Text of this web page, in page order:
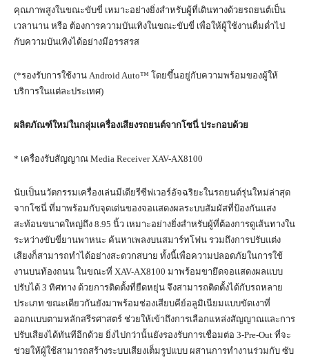
คุณภาพสูงในขณะขับขี่ เหมาะอย่างยิ่งสำหรับผู้ที่เดินทางด้วยรถยนต์เป็น
เวลานาน หรือ ต้องการความบันเทิงในขณะขับขี่ เพื่อให้ผู้ใช้งานดื่มด่ำไป
กับความบันเทิงได้อย่างมีอรรสรส
(*รองรับการใช้งาน Android Auto™ โดยขึ้นอยู่กับความพร้อมของผู้ให้
บริการในแต่ละประเทศ)
ผลิตภัณฑ์ใหม่ในกลุ่มเครื่องเสียงรถยนต์จากโซนี่ ประกอบด้วย
* เครื่องรับสัญญาณ Media Receiver XAV-AX8100
นับเป็นนวัตกรรมเครื่องเล่นมีเดียรีซีฟเวอร์อัจฉริยะในรถยนต์รุ่นใหม่ล่าสุด
จากโซนี่ ที่มาพร้อมกับจุดเด่นของจอแสดงผลระบบสัมผัสที่ป้องกันแสง
สะท้อนขนาดใหญ่ถึง 8.95 นิ้ว เหมาะอย่างยิ่งสำหรับผู้ที่ต้องการดูเส้นทางใน
ระหว่างขับขี่ยานพาหนะ ค้นหาเพลงบนสมาร์ทโฟน รวมถึงการปรับแต่ง
เสียงก็สามารถทำได้อย่างสะดวกสบาย ทั้งนี้เพื่อความปลอดภัยในการใช้
งานบนท้องถนน ในขณะที่ XAV-AX8100 มาพร้อมขายึดจอแสดงผลแบบ
ปรับได้ 3 ทิศทาง ด้วยการติดตั้งที่ยืดหยุ่น จึงสามารถติดตั้งได้กับรถหลาย
ประเภท ขณะเดียวกันยังมาพร้อมช่องเสียบคีย์อลูมิเนียมแบบขัดเงาที่
ออกแบบตามหลักสรีรศาสตร์ ช่วยให้เข้าถึงการเลือกแหล่งสัญญาณและการ
ปรับเสียงได้ทันทีอีกด้วย ยิ่งไปกว่านั้นยังรองรับการเชื่อมต่อ 3-Pre-Out ที่จะ
ช่วยให้ผู้ใช้สามารถสร้างระบบเสียงเต็มรูปแบบ ผสานการทำงานร่วมกับ ซับ